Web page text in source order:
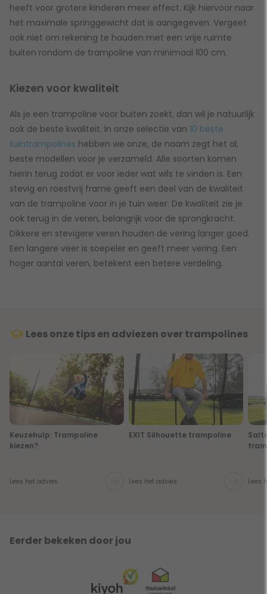
heeft voor grotere kinderen meer effect. Kijk hiervoor naar
het maximale springgewicht dat is aangegeven. Vergeet
ook niet om rekening te houden met een vrije ruimte
buiten rondom de trampoline van minimaal 100 cm.
Kiezen voor kwaliteit
Als je een trampoline voor buiten zoekt, dan wil je natuurlijk
ook de beste kwaliteit. In onze selectie van 10 beste
tuintrampolines hebben we onze, de naam zegt het al,
beste modellen voor je verzameld. Alle soorten komen
hierin terug zodat er voor ieder wat wils te vinden is. Een
stevig en roestvrij frame geeft een deel van de kwaliteit
van de trampoline voor in je tuin weer. De kwaliteit zie je
ook terug in de veren, belangrijk voor de sprongkracht.
Dikkere en stevigere veren houden de vering langer goed.
Een langere veer is soepeler en geeft meer vering. Een
hoger aantal veren, betekent een betere verdeling.
Lees onze tips en adviezen over trampolines
Keuzehulp: Trampoline
kiezen?
Lees het advies
EXIT Silhouette trampoline
Lees het advies Lees
Eerder bekeken door jou